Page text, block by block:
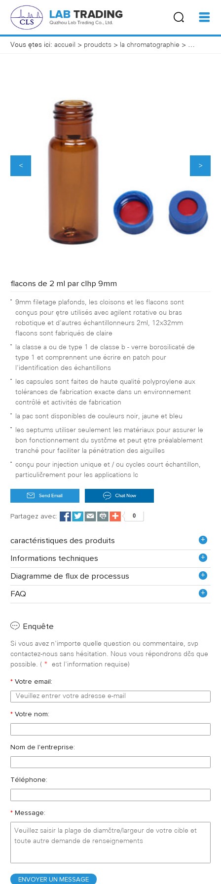
Vous êtes ici: accueil > proudcts > la chromatographie >
< >
flacons de 2 ml par clhp 9mm
9mm filetage plafonds, les cloisons et les flacons sont
conçus pour être utilisés avec agilent rotative ou bras
robotique et d'autres échantillonneurs 2ml, 12x32mm
flacons sont fabriqués de claire
la classe a ou de type 1 de classe b - verre borosilicaté de
type 1 et comprennent une écrire en patch pour
l'identification des échantillons
les capsules sont faites de haute qualité polyproylene aux
tolérances de fabrication exacte dans un environnement
contrôlé et activités de fabrication
la pac sont disponibles de couleurs noir, jaune et bleu
les septums utiliser seulement les matériaux pour assurer le
bon fonctionnement du système et peut être préalablement
tranché pour faciliter la pénétration des aiguilles
conçu pour injection unique et / ou cycles court échantillon,
particulièrement pour les applications lc
Partagez avec:
caractéristiques des produits +
Informations techniques +
Diagramme de flux de processus +
FAQ +
Enquête
Si vous avez n'importe quelle question ou commentaire, svp
contactez-nous sans hésitation. Nous vous répondrons dès que
possible. ( * est l'information requise)
* Votre email:
* Votre nom:
Nom de l'entreprise:
Téléphone:
* Message: